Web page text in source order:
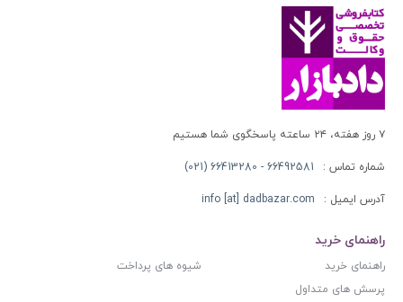
۷ روز هفته، ۲۴ ساعته پاسخگوی شما هستیم
شماره تماس : 66492581 - 66413280 (021)
آدرس ایمیل : info [at] dadbazar.com
راهنمای خرید
راهنمای خرید
شیوه های پرداخت
پرسش های متداول